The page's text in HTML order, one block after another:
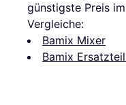
günstigste Preis
Vergleiche:
Bamix Mixer
Bamix